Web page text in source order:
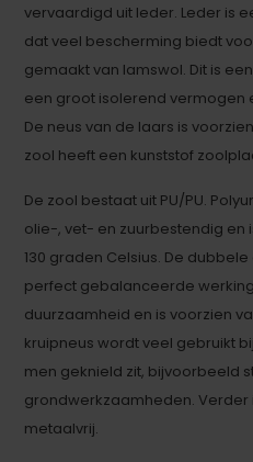
vervaardigd uit leder. Leder is
dat veel bescherming biedt
gemaakt van lamswol. Dit is
een groot isolerend
De neus van de laars is
zool heeft een kunststof
De zool bestaat uit PU/PU.
olie-, vet- en zuurbestendig en
130 graden Celsius. De
perfect gebalanceerde
duurzaamheid en is voorzien
kruipneus wordt veel gebruikt
men geknield zit, bijvoorbeeld
grondwerkzaamheden.
metaalvrij.